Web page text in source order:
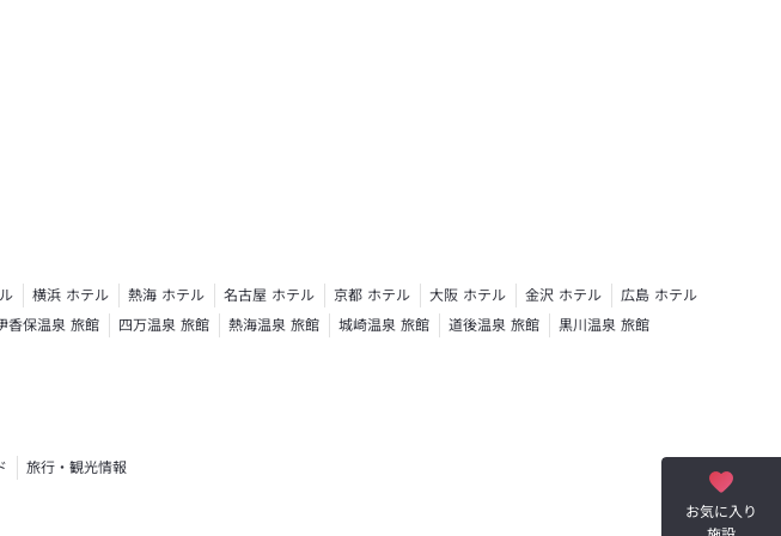
お気に入り
横浜 ホテル 熱海 ホテル 名古屋 ホテル 京都 ホテル 大阪 ホテル 金沢 ホテル
広島 ホテル
香保温泉 旅館 四万温泉 旅館 熱海温泉 旅館 城崎温泉 旅館 道後温泉 旅館
黒川温泉 旅館
旅行・観光情報